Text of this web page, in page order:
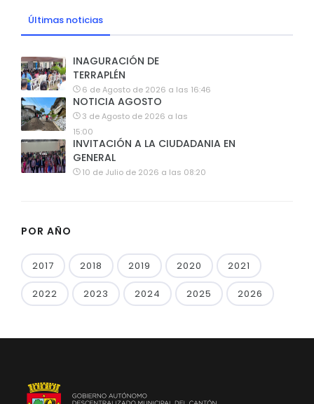
Últimas noticias
INAGURACIÓN DE
TERRAPLÉN
6 de Agosto de 2026 a las 16:46
NOTICIA AGOSTO
3 de Agosto de 2026 a las
15:00
INVITACIÓN A LA CIUDADANIA EN
GENERAL
10 de Julio de 2026 a las 08:20
POR AÑO
2017 2018 2019 2020 2021
2022 2023 2024 2025 2026